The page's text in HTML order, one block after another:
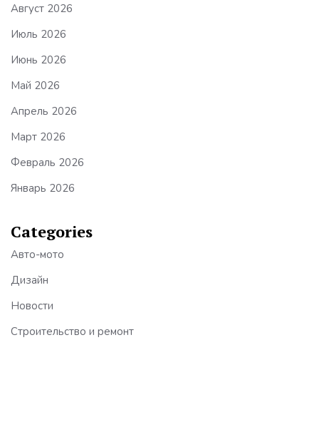
Август 2026
Июль 2026
Июнь 2026
Май 2026
Апрель 2026
Март 2026
Февраль 2026
Январь 2026
Categories
Авто-мото
Дизайн
Новости
Строительство и ремонт